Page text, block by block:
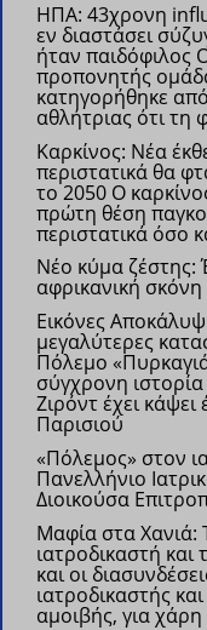
ΗΠΑ: 43χρονη
εν διαστάσει
ήταν παιδόφιλος
προπονητής
κατηγορήθηκε
αθλήτριας ότι τη
Καρκίνος: Νέα
περιστατικά θα
το 2050 Ο
πρώτη θέση
περιστατικά όσο
Νέο κύμα ζέστης:
αφρικανική σκόνη
Εικόνες
μεγαλύτερες
Πόλεμο
σύγχρονη
Ζιρόντ έχει
Παρισιού
«Πόλεμος» στον
Πανελλήνιο
Διοικούσα
Μαφία στα
ιατροδικαστή και
και οι
ιατροδικαστής
αμοιβής, για